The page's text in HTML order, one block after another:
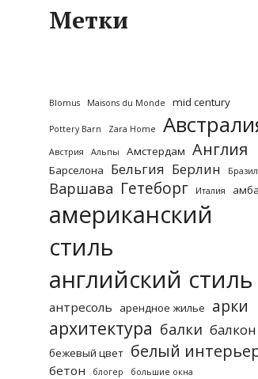
Метки
Blomus Maisons du Monde mid century
Pottery Barn Zara Home
Австрия Альпы Амстердам Англия
Барселона Бельгия Берлин
Варшава Гетеборг Италия
американский
стиль
английский стиль
антресоль арендное жилье арки
архитектура балки балкон
бежевый цвет белый
бетон блогер
большие окна